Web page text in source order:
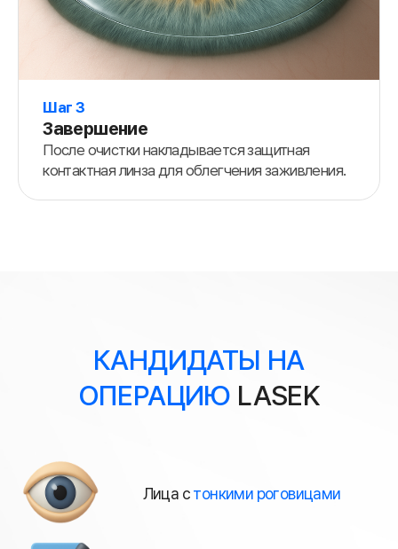
Шаг 3
Завершение
После очистки накладывается защитная
контактная линза для облегчения заживления.
КАНДИДАТЫ НА
ОПЕРАЦИЮ LASEK
Лица стонкими роговицами